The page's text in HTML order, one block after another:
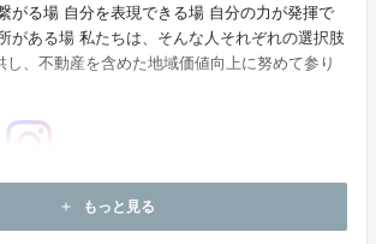
がる場 自分を表現できる場 自分の力が発揮で
がある場 私たちは、そんな人それぞれの選択肢
し、不動産を含めた地域価値向上に努めて参り
add もっと見る